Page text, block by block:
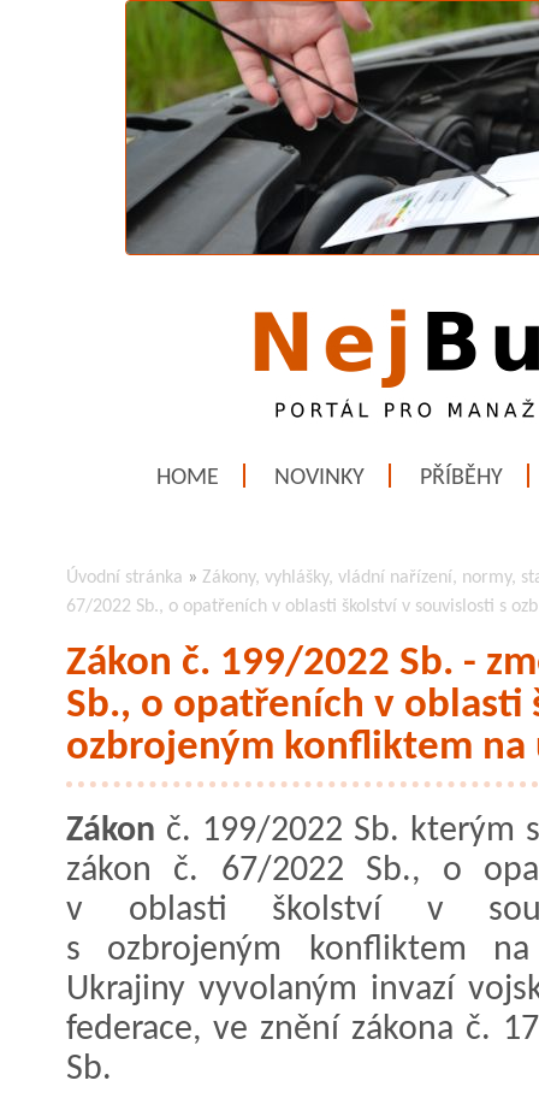
HOME NOVINKY PŘÍBĚHY
Úvodní stránka » Zákony, vyhlášky, vládní nařízení, normy,
67/2022 Sb., o opatřeních v oblasti školství v souvislosti s
Zákon č. 199/2022 Sb. -
Sb., o opatřeních v oblasti
ozbrojeným konfliktem na
Zákon č. 199/2022 Sb. kterým
zákon č. 67/2022 Sb., o
v oblasti školství v
s ozbrojeným konfliktem
Ukrajiny vyvolaným invazí
federace, ve znění zákona č.
Sb.